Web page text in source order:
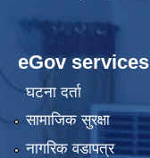
eGov services
घटना दर्ता
सामाजिक सुरक्षा
नागरिक वडापत्र